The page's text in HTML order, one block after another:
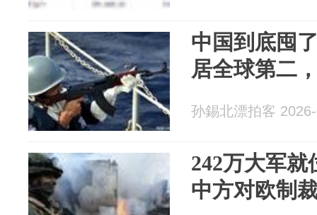
中国到底囤
居全球第二
孙錫北漂拍客
242万大军就
中方对欧制